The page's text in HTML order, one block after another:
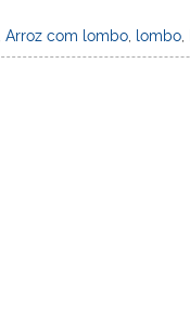
k
c
itt ai
,Arroz com lombo lombo